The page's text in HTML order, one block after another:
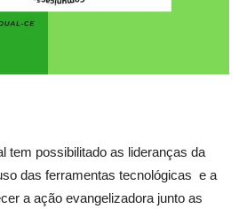
tem possibilitado as lideranças da
das ferramentas tecnológicas e a
a ação evangelizadora junto as